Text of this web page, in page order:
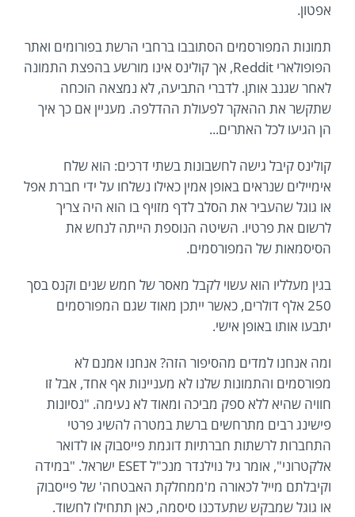
אפטון.
תמונות המפורסמים הסתובבו ברחבי הרשת בפורומים ואתר
הפופולארי Reddit, אך קולינס אינו מורשע בהפצת התמונה
לאחר שגנב אותן. לדברי התביעה, לא נמצאה הוכחה
שתקשר את ההאקר לפעולת ההדלפה. מעניין אם כך איך
הן הגיעו לכל האתרים...
קולינס קיבל גישה לחשבונות בשתי דרכים: הוא שלח
אימיילים שנראים באופן אמין כאילו נשלחו על ידי חברת אפל
או גוגל שהעביר את הסלב לדף מזויף בו הוא היה צריך
לרשום את פרטיו. השיטה הנוספת הייתה לנחש את
הסיסמאות של המפורסמים.
בגין מעלליו הוא עשוי לקבל מאסר של חמש שנים וקנס בסך
250 אלף דולרים, כאשר ייתכן מאוד שגם המפורסמים
יתבעו אותו באופן אישי.
ומה אנחנו למדים מהסיפור הזה? אנחנו אמנם לא
מפורסמים והתמונות שלנו לא מעניינות אף אחד, אבל זו
חוויה שהיא ללא ספק מביכה ומאוד לא נעימה. "נסיונות
פישינג רבים מתרחשים ברשת במטרה להשיג פרטי
התחברות לרשתות חברתיות דוגמת פייסבוק או לדואר
אלקטרוני", אומר גיל נוילנדר מנכ"ל ESET ישראל. "במידה
וקיבלתם מייל לכאורה מ'ממחלקת האבטחה' של פייסבוק
או גוגל שמבקש שתעדכנו סיסמה, כאן תתחילו לחשוד.